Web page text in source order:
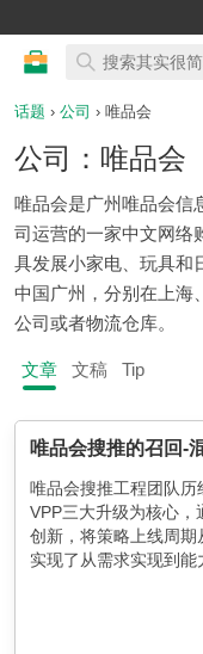
话题 › 公司 › 唯品会
公司：唯品会
唯品会是广州唯品会信
司运营的一家中文网络
具发展小家电、玩具和
中国广州，分别在上海
公司或者物流仓库。
文章 文稿 Tip
唯品会搜推工程团队历
VPP三大升级为核心
创新，将策略上线周期
实现了从需求实现到能